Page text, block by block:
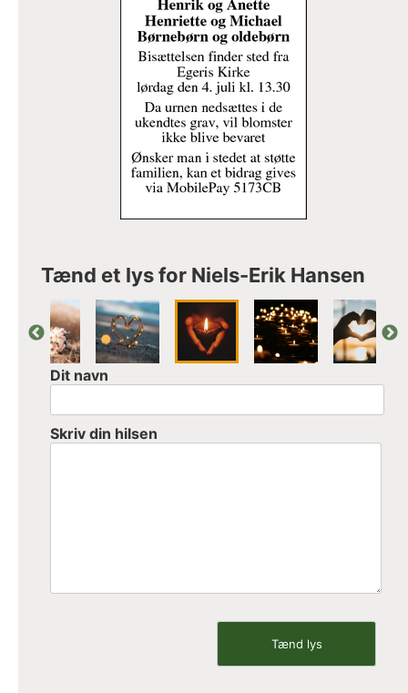
Tænd et lys for Niels-Erik Hansen
Dit navn
Skriv din hilsen